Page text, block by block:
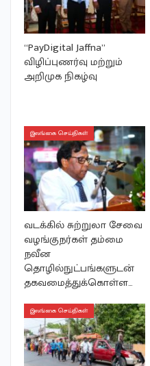
“PayDigital Jaffna”
விழிப்புணர்வு மற்றும்
அறிமுக நிகழ்வு
இலங்கை செய்திகள்
வடக்கில் சுற்றுலா சேவை
வழங்குநர்கள் தம்மை
நவீன
தொழில்நுட்பங்களுடன்
தகவமைத்துக்கொள்ள…
இலங்கை செய்திகள்